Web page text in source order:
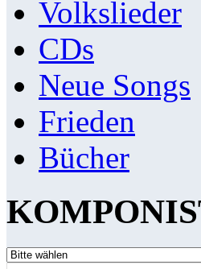
Volkslieder
CDs
Neue Songs
Frieden
Bücher